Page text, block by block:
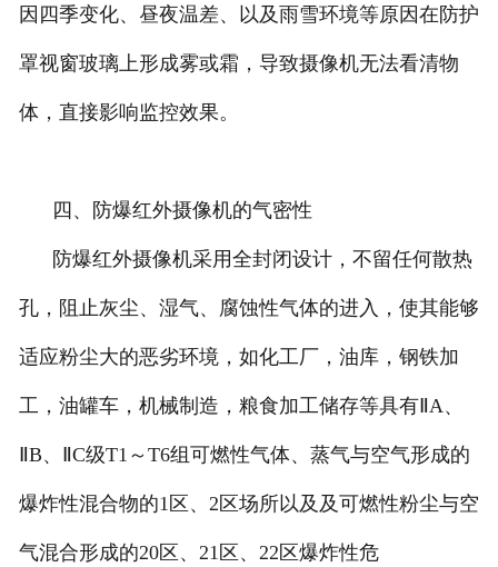
因四季变化、昼夜温差、以及雨雪环境等原因在防护
罩视窗玻璃上形成雾或霜，导致摄像机无法看清物
体，直接影响监控效果。
四、防爆红外摄像机的气密性
防爆红外摄像机采用全封闭设计，不留任何散热
孔，阻止灰尘、湿气、腐蚀性气体的进入，使其能够
适应粉尘大的恶劣环境，如化工厂，油库，钢铁加
工，油罐车，机械制造，粮食加工储存等具有ⅡA、
ⅡB、ⅡC级T1～T6组可燃性气体、蒸气与空气形成的
爆炸性混合物的1区、2区场所以及及可燃性粉尘与空
气混合形成的20区、21区、22区爆炸性危